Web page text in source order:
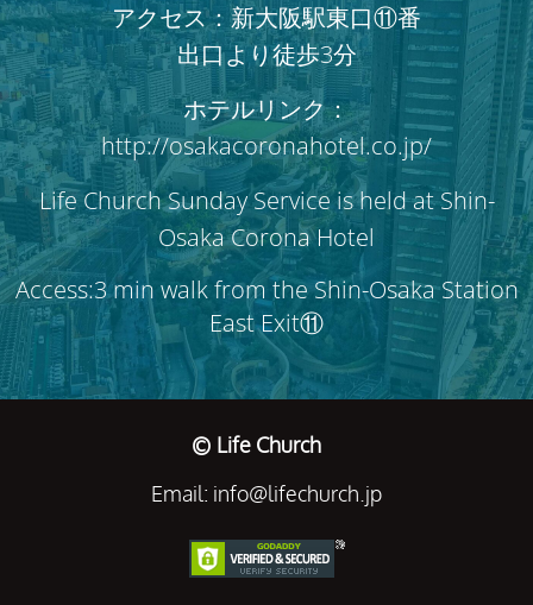
アクセス：新大阪駅東口⑪番
出口より徒歩3分
ホテルリンク：
http://osakacoronahotel.co.jp/
Life Church Sunday Service is held at Shin-
Osaka Corona Hotel
Access:3 min walk from the Shin-Osaka Station
East Exit⑪
© Life Church
Email: info@lifechurch.jp